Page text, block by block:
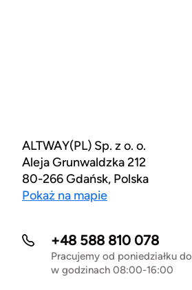
ALTWAY(PL) Sp. z o. o.
Aleja Grunwaldzka 212
80-266 Gdańsk, Polska
Pokaż na mapie
+48 588 810 078
Pracujemy od poniedziałku
w godzinach 08:00-16:00